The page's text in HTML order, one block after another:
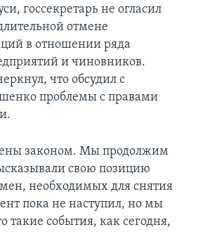
госсекретарь не огласил
отмене
в отношении ряда
и чиновников.
что обсудил с
проблемы с правами
законом. Мы продолжим
свою позицию
необходимых для снятия
пока не наступил, но мы
такие события, как сегодня,